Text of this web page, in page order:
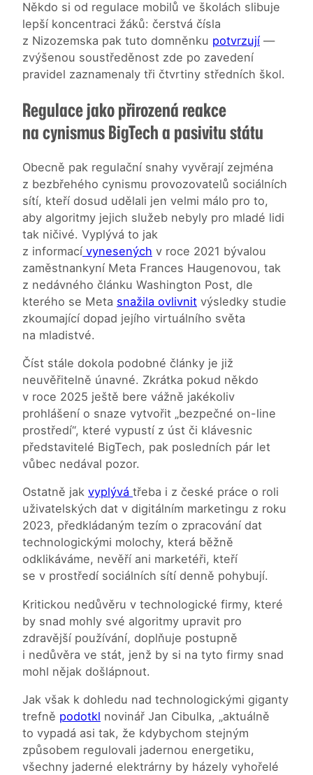
Někdo si od regulace mobilů ve školách slibuje
lepší koncentraci žáků: čerstvá čísla
z Nizozemska pak tuto domněnku potvrzují —
zvýšenou soustředěnost zde po zavedení
pravidel zaznamenaly tři čtvrtiny středních škol.
Regulace jako přirozená reakce
na cynismus BigTech a pasivitu státu
Obecně pak regulační snahy vyvěrají zejména
z bezbřehého cynismu provozovatelů sociálních
sítí, kteří dosud udělali jen velmi málo pro to,
aby algoritmy jejich služeb nebyly pro mladé lidi
tak ničivé. Vyplývá to jak
z informací vynesených v roce 2021 bývalou
zaměstnankyní Meta Frances Haugenovou, tak
z nedávného článku Washington Post, dle
kterého se Meta snažila ovlivnit výsledky studie
zkoumající dopad jejího virtuálního světa
na mladistvé.
Číst stále dokola podobné články je již
neuvěřitelně únavné. Zkrátka pokud někdo
v roce 2025 ještě bere vážně jakékoliv
prohlášení o snaze vytvořit „bezpečné on-line
prostředí“, které vypustí z úst či klávesnic
představitelé BigTech, pak posledních pár let
vůbec nedával pozor.
Ostatně jak vyplývá třeba i z české práce o roli
uživatelských dat v digitálním marketingu z roku
2023, předkládaným tezím o zpracování dat
technologickými molochy, která běžně
odklikáváme, nevěří ani marketéři, kteří
se v prostředí sociálních sítí denně pohybují.
Kritickou nedůvěru v technologické firmy, které
by snad mohly své algoritmy upravit pro
zdravější používání, doplňuje postupně
i nedůvěra ve stát, jenž by si na tyto firmy snad
mohl nějak došlápnout.
Jak však k dohledu nad technologickými giganty
trefně podotkl novinář Jan Cibulka, „aktuálně
to vypadá asi tak, že kdybychom stejným
způsobem regulovali jadernou energetiku,
všechny jaderné elektrárny by házely vyhořelé